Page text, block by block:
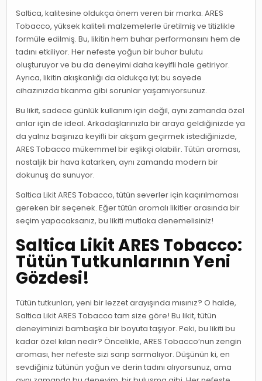
Saltica, kalitesine oldukça önem veren bir marka. ARES
Tobacco, yüksek kaliteli malzemelerle üretilmiş ve titizlikle
formüle edilmiş. Bu, likitin hem buhar performansını hem de
tadını etkiliyor. Her nefeste yoğun bir buhar bulutu
oluşturuyor ve bu da deneyimi daha keyifli hale getiriyor.
Ayrıca, likitin akışkanlığı da oldukça iyi; bu sayede
cihazınızda tıkanma gibi sorunlar yaşamıyorsunuz.
Bu likit, sadece günlük kullanım için değil, aynı zamanda özel
anlar için de ideal. Arkadaşlarınızla bir araya geldiğinizde ya
da yalnız başınıza keyifli bir akşam geçirmek istediğinizde,
ARES Tobacco mükemmel bir eşlikçi olabilir. Tütün aroması,
nostaljik bir hava katarken, aynı zamanda modern bir
dokunuş da sunuyor.
Saltica Likit ARES Tobacco, tütün severler için kaçırılmaması
gereken bir seçenek. Eğer tütün aromalı likitler arasında bir
seçim yapacaksanız, bu likiti mutlaka denemelisiniz!
Saltica Likit ARES Tobacco:
Tütün Tutkunlarının Yeni
Gözdesi!
Tütün tutkunları, yeni bir lezzet arayışında mısınız? O halde,
Saltica Likit ARES Tobacco tam size göre! Bu likit, tütün
deneyiminizi bambaşka bir boyuta taşıyor. Peki, bu likiti bu
kadar özel kılan nedir? Öncelikle, ARES Tobacco’nun zengin
aroması, her nefeste sizi sarıp sarmalıyor. Düşünün ki, en
sevdiğiniz tütünün yoğun ve derin tadını alıyorsunuz, ama